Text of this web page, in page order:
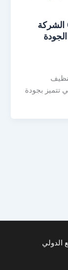
شركة تنظيف بالباحه 0555723177 الشركة
تتميز بجودة